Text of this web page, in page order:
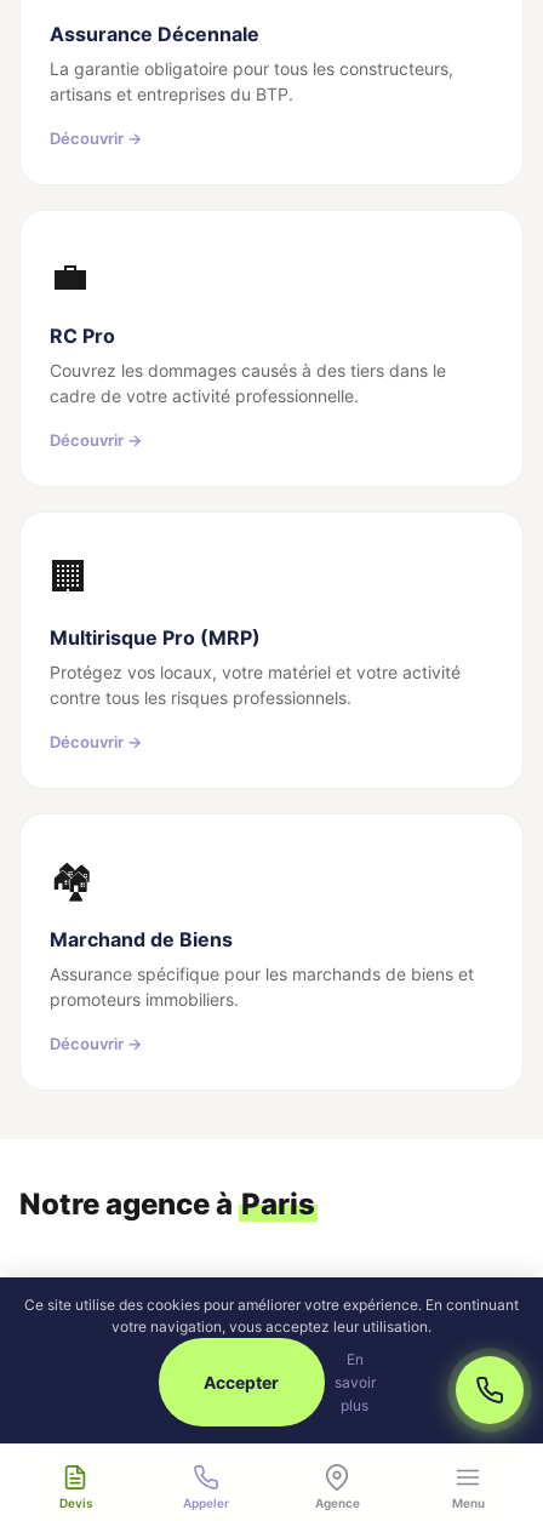
Devis Appeler Agence Menu
Assurance Décennale
La garantie obligatoire pour tous les constructeurs,
artisans et entreprises du BTP.
Découvrir →
💼
RC Pro
Couvrez les dommages causés à des tiers dans le
cadre de votre activité professionnelle.
Découvrir →
🏢
Multirisque Pro (MRP)
Protégez vos locaux, votre matériel et votre activité
contre tous les risques professionnels.
Découvrir →
🏘️
Marchand de Biens
Assurance spécifique pour les marchands de biens et
promoteurs immobiliers.
Découvrir →
Notre agence à Paris
Ce site utilise des cookies pour améliorer votre expérience. En continuant
votre navigation, vous acceptez leur utilisation.
Accepter
En
savoir
plus